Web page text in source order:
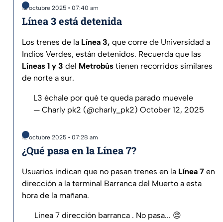
12 octubre 2025 • 07:40 am
Línea 3 está detenida
Los trenes de la Línea 3, que corre de Universidad a
Indios Verdes, están detenidos. Recuerda que las
Líneas 1 y 3 del Metrobús tienen recorridos similares
de norte a sur.
L3 échale por qué te queda parado muevele
— Charly pk2 (@charly_pk2) October 12, 2025
12 octubre 2025 • 07:28 am
¿Qué pasa en la Línea 7?
Usuarios indican que no pasan trenes en la Línea 7 en
dirección a la terminal Barranca del Muerto a esta
hora de la mañana.
Linea 7 dirección barranca . No pasa... 😔